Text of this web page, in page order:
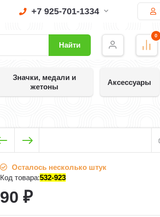
+7 925-701-1334
Найти
0
Значки, медали и
жетоны
Аксессуары
Осталось несколько штук
Код товара:532-923
90 ₽